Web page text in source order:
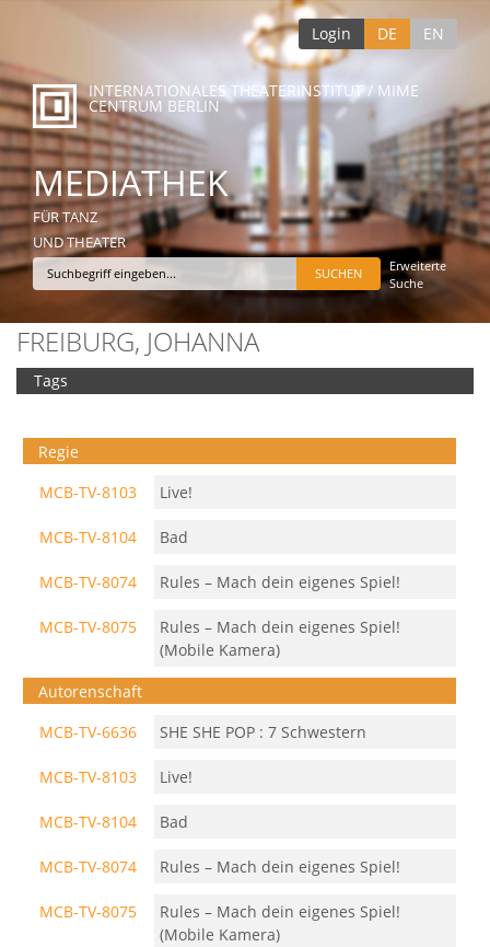
Login DE EN
INTERNATIONALES THEATERINSTITUT / MIME
CENTRUM BERLIN
MEDIATHEK
FÜR TANZ
UND THEATER
Erweiterte
Suche
FREIBURG, JOHANNA
Tags
Regie
MCB-TV-8103
Live!
MCB-TV-8104 Bad
MCB-TV-8074 Rules – Mach dein eigenes Spiel!
MCB-TV-8075
Rules – Mach dein eigenes Spiel!
(Mobile Kamera)
Autorenschaft
MCB-TV-6636
SHE SHE POP : 7 Schwestern
MCB-TV-8103 Live!
MCB-TV-8104 Bad
MCB-TV-8074 Rules – Mach dein eigenes Spiel!
MCB-TV-8075
Rules – Mach dein eigenes Spiel!
(Mobile Kamera)